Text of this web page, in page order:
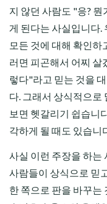
지 않던 사람도 "응?
게 된다는 사실입니다.
모든 것에 대해 확인하
러면 피곤해서 어찌 살
렇다"라고 믿는 것을
다. 그래서 상식적으로
보면 헷갈리기 쉽습니
각하게 될 때도 있습니
사실 이런 주장을 하는
사람들이 상식으로 믿
한 쪽으로 판을 바꾸는